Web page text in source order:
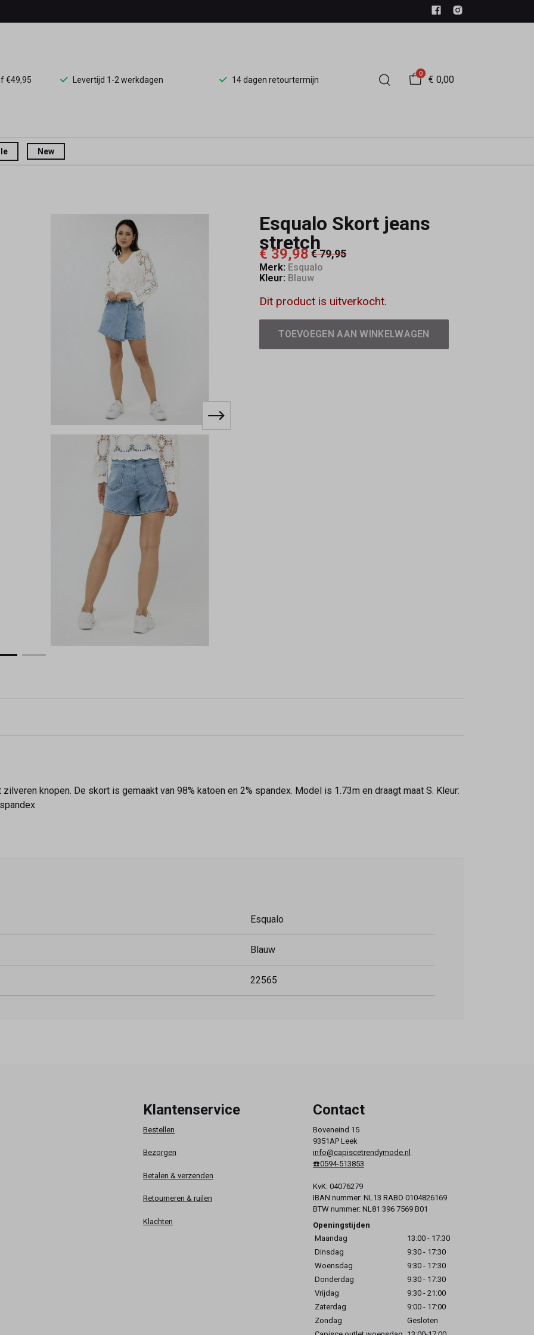
€49,95 Levertijd 1-2 werkdagen 14 dagen retourtermijn
0
€ 0,00
New
Esqualo Skort jeans
stretch
€ 39,98 € 79,95
Merk: Esqualo
Kleur: Blauw
Dit product is uitverkocht.
TOEVOEGEN AAN WINKELWAGEN
knopen. De skort is gemaakt van 98% katoen en 2% spandex. Model is 1.73m en draagt maat S. Kleur:
Esqualo
Blauw
22565
Klantenservice
Bestellen
Bezorgen
Betalen & verzenden
Retourneren & ruilen
Klachten
Contact
Boveneind 15
9351AP Leek
info@capiscetrendymode.nl
☎️0594-513853
KvK: 04076279
IBAN nummer: NL13 RABO 0104826169
BTW nummer: NL81 396 7569 B01
Openingstijden
Maandag
13:00 - 17:30
Dinsdag
9:30 - 17:30
Woensdag
9:30 - 17:30
Donderdag
9:30 - 17:30
Vrijdag
9:30 - 21:00
Zaterdag
9:00 - 17:00
Zondag
Gesloten